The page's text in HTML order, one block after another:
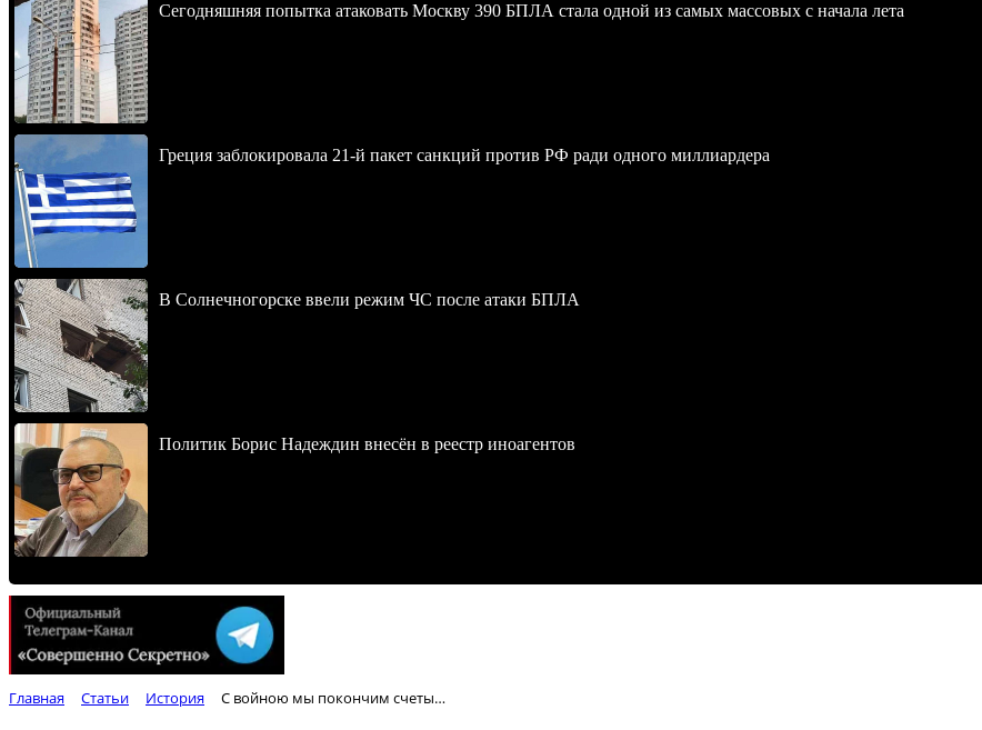
Сегодняшняя попытка атаковать Москву 390 БПЛА стала одной из самых массовых с начала лета
Греция заблокировала 21-й пакет санкций против РФ ради одного миллиардера
В Солнечногорске ввели режим ЧС после атаки БПЛА
Политик Борис Надеждин внесён в реестр иноагентов
Главная Статьи История С войною мы покончим счеты…